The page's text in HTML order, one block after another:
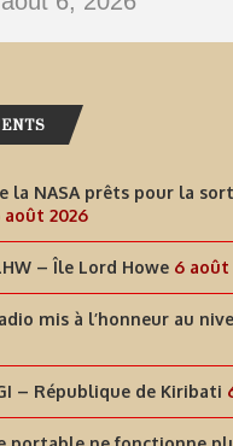
la NASA prêts pour la
août 2026
– Île Lord Howe 6 août
mis à l’honneur au
– République de Kiribati